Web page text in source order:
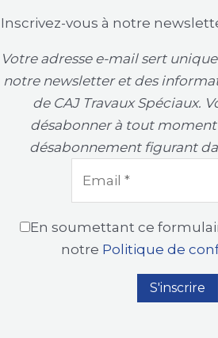
Inscrivez-vous à notre
Votre adresse e-mail sert
notre newsletter et des
de CAJ Travaux Spéciaux.
désabonner à tout
désabonnement figurant
En soumettant ce
notre Politique de